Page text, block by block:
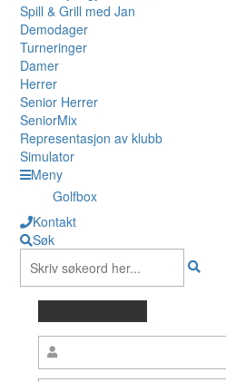
Spill & Grill med Jan
Demodager
Turneringer
Damer
Herrer
Senior Herrer
SeniorMix
Representasjon av klubb
Simulator
Meny
Golfbox
Kontakt
Søk